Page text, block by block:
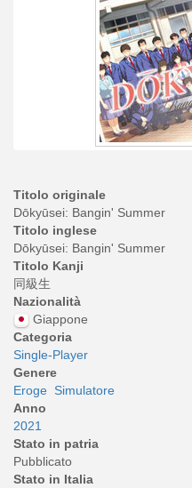
Titolo originale
Dōkyūsei: Bangin' Summer
Titolo inglese
Dōkyūsei: Bangin' Summer
Titolo Kanji
同級生
Nazionalità
Giappone
Categoria
Single-Player
Genere
Eroge Simulatore
Anno
2021
Stato in patria
Pubblicato
Stato in Italia